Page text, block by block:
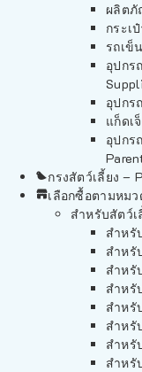
ผลิตภั
กระเ
รถเข็
อุปกร
อุปกร
แก็ดเ
อุปกร
กรงสัตว์เลี้ยง –
เลือกซื้อตามหม
สำหรับสัตว์
สำหรั
สำหรั
สำหรั
สำหรั
สำหรั
สำหรั
สำหรั
สำหรั